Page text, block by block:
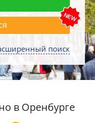
поиск
в Оренбурге